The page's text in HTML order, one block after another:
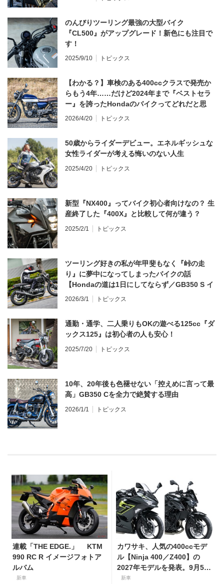
のんびりツーリング最強の大型バイク
『CL500』がアップグレード！新色にも注目で
す！
2025/9/10 トピックス
【わかる？】車検のある400ccクラスで発売か
らもう4年……だけど2024年まで『ベストセラ
ー』を誇ったHondaのバイクってどれだと思
う？
2026/4/20 トピックス
50歳からライダーデビュー。エネルギッシュな
女性ライダーが考える悔いのない人生
2025/4/20 トピックス
新型『NX400』ってバイク初心者向けなの？ 生
産終了した『400X』と比較して何が違う？
2025/2/1 トピックス
ツーリング好きの私が年甲斐もなく『峠の走
り』に夢中になってしまったバイクの話
【Hondaの道は1日にしてならず／GB350 S イ
ンプレ・レビュー 前編】
2026/3/1 トピックス
通勤・通学、二人乗りもOKの遊べる125cc『ダ
ックス125』は初心者の人も安心！
2025/7/20 トピックス
10年、20年後も色褪せない「控えめに言って最
高」GB350 Cを全力で絶賛する理由
2026/1/1 トピックス
連載「THE EDGE.」 KTM
990 RC R イメージフォトア
ルバム
新車
カワサキ、人気の400ccモデ
ル【Ninja 400／Z400】の
2027年モデルを発表。9月5日
より販売開始！
新車